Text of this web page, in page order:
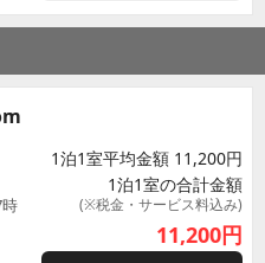
1泊1室平均金額 11,200円
1泊1室の合計金額
(※税金・サービス料込み)
11,200円